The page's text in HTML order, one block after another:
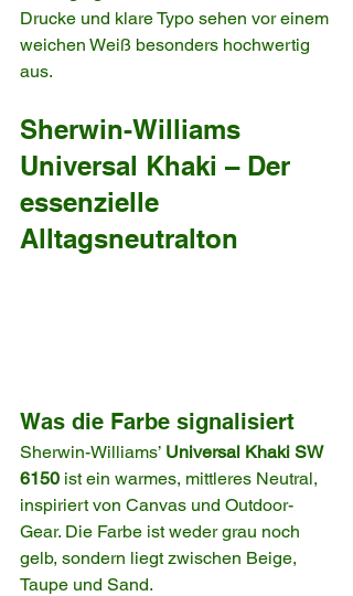
Drucke und klare Typo sehen vor einem
weichen Weiß besonders hochwertig
aus.
Sherwin-Williams
Universal Khaki – Der
essenzielle
Alltagsneutralton
Was die Farbe signalisiert
Sherwin-Williams’ Universal Khaki SW
6150 ist ein warmes, mittleres Neutral,
inspiriert von Canvas und Outdoor-
Gear. Die Farbe ist weder grau noch
gelb, sondern liegt zwischen Beige,
Taupe und Sand.